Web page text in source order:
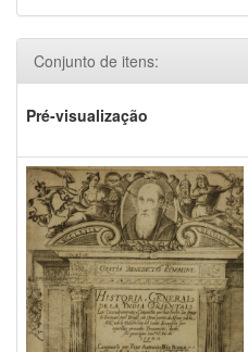
Conjunto de itens:
Pré-visualização